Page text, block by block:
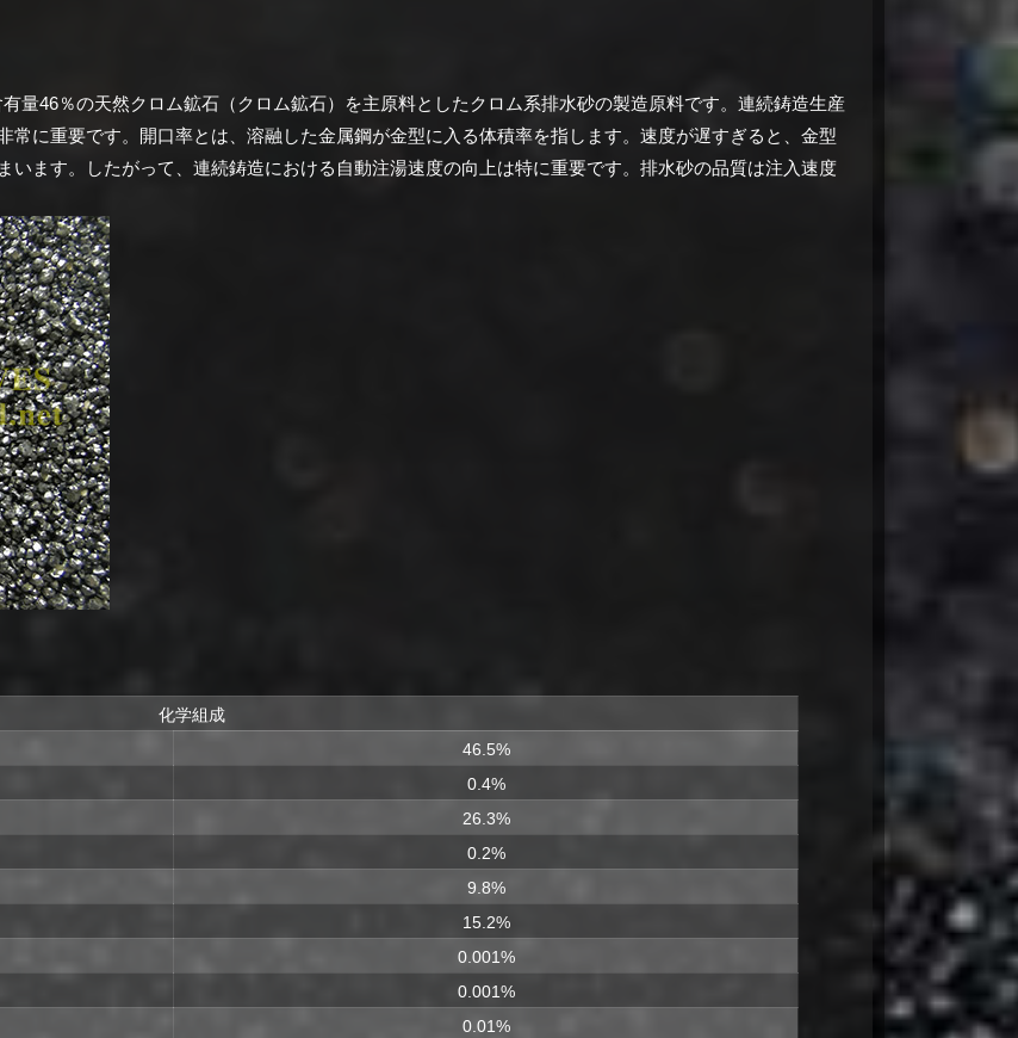
量46％の天然クロム鉱石（クロム鉱石）を主原料としたクロム系排水砂の製造原料です。 連続鋳造生産
常に重要です。 開口率とは、溶融した金属鋼が金型に入る体積率を指します。 速度が遅すぎると、金型
います。
したがって、連続鋳造における自動注湯速度の向上は特に重要です。 排水砂の品質は注入速度
化学組成
46.5%
0.4%
26.3%
0.2%
9.8%
15.2%
0.001%
0.001%
0.01%